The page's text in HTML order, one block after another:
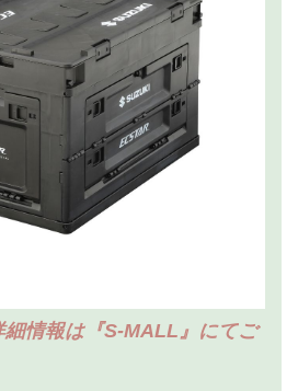
情報は『S-MALL』にてご